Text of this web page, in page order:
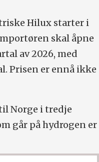
Hilux starter i
skal åpne
av 2026, med
Prisen er ennå ikke
Norge i tredje
går på hydrogen er